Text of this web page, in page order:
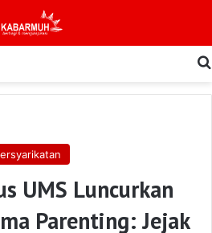
UMS Luncurkan
Parenting: Jejak